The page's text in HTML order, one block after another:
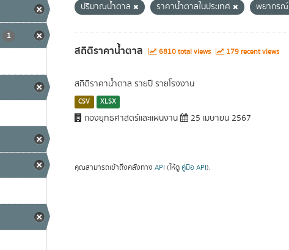
1
ปริมาณน้ำตาล
ราคาน้ำตาลในประเทศ พยากรณ์
สถิติราคาน้ำตาล 6810 total views 179 recent views
สถิติราคาน้ำตาล รายปี รายโรงงาน
CSV XLSX
กองยุทธศาสตร์และแผนงาน 25 เมษายน 2567
คุณสามารถเข้าถึงคลังทาง API (ให้ดู คู่มือ API).